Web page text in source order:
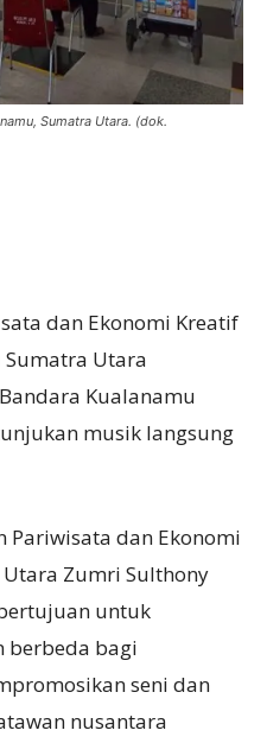
Sumatra Utara. (dok.
dan Ekonomi Kreatif
Utara
Kualanamu
musik langsung
Pariwisata dan Ekonomi
Zumri Sulthony
untuk
berbeda bagi
seni dan
nusantara